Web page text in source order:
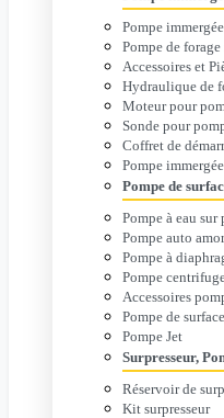
Pompe
Pompe de
Accessoires et
Hydraulique de
Moteur pour
Sonde pour
Coffret de
Pompe
Pompe de
Pompe à eau
Pompe auto
Pompe à
Pompe
Accessoires
Pompe de
Pompe Jet
Surpresseur,
Réservoir de
Kit surpresseur